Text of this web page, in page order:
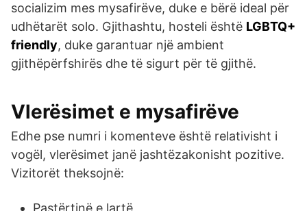
socializim mes mysafirëve, duke e bërë ideal për
udhëtarët solo. Gjithashtu, hosteli është LGBTQ+
friendly, duke garantuar një ambient
gjithëpërfshirës dhe të sigurt për të gjithë.
Vlerësimet e mysafirëve
Edhe pse numri i komenteve është relativisht i
vogël, vlerësimet janë jashtëzakonisht pozitive.
Vizitorët theksojnë:
Pastërtinë e lartë